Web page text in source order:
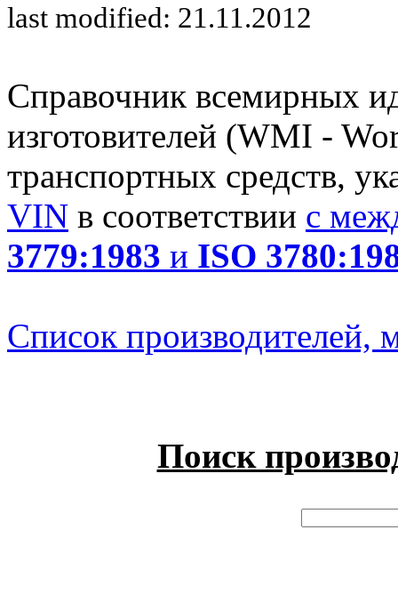
last modified: 21.11.2012
Справочник всемирных
изготовителей (WMI -
транспортных средств,
VIN в соответствии с
3779:1983 и ISO
Список производителей,
Поиск